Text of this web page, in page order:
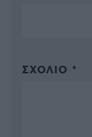
ΣΧΌΛΙΟ *